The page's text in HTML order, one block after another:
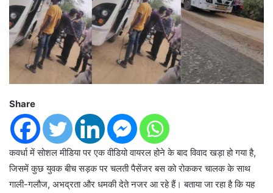
Share
कवर्धा में सोशल मीडिया पर एक वीडियो वायरल होने के बाद विवाद खड़ा हो गया है,
जिसमें कुछ युवक बीच सड़क पर चलती पैसेंजर बस को रोककर चालक के साथ
गाली-गलौज, अभद्रता और धमकी देते नजर आ रहे हैं। बताया जा रहा है कि यह